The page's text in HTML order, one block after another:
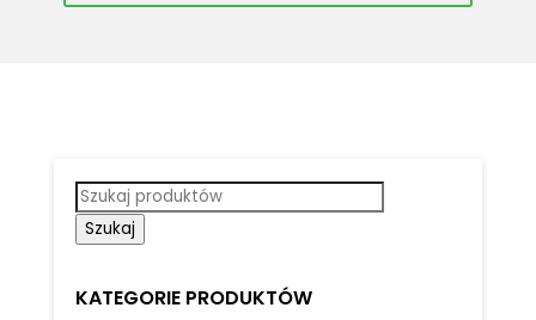
Wyszukiwarka
produktów
Szukaj
KATEGORIE PRODUKTÓW